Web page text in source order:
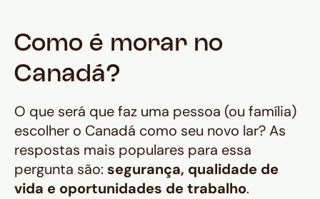
Como é morar no
Canadá?
O que será que faz uma pessoa (ou família)
escolher o Canadá como seu novo lar? As
respostas mais populares para essa
pergunta são: segurança, qualidade de
vida e oportunidades de trabalho.